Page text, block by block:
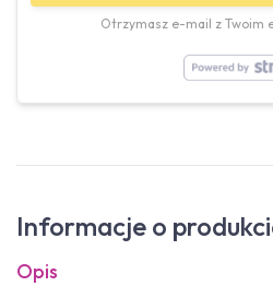
Otrzymasz e-mail z Twoim
Informacje o
Opis